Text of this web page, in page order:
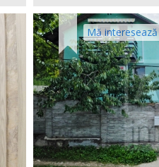
Mă interesează